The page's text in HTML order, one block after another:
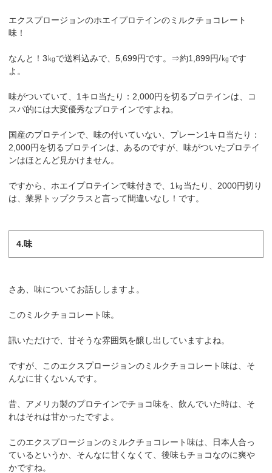
エクスプロージョンのホエイプロテインのミルクチョコレート
味！
なんと！3㎏で送料込みで、5,699円です。⇒約1,899円/㎏です
よ。
味がついていて、1キロ当たり：2,000円を切るプロテインは、コ
スパ的には大変優秀なプロテインですよね。
国産のプロテインで、味の付いていない、プレーン1キロ当たり：
2,000円を切るプロテインは、あるのですが、味がついたプロテイ
ンはほとんど見かけません。
ですから、ホエイプロテインで味付きで、1㎏当たり、2000円切り
は、業界トップクラスと言って間違いなし！です。
4.味
さあ、味についてお話ししますよ。
このミルクチョコレート味。
訊いただけで、甘そうな雰囲気を醸し出していますよね。
ですが、このエクスプロージョンのミルクチョコレート味は、そ
んなに甘くないんです。
昔、アメリカ製のプロテインでチョコ味を、飲んでいた時は、そ
れはそれは甘かったですよ。
このエクスプロージョンのミルクチョコレート味は、日本人合っ
ているというか、そんなに甘くなくて、後味もチョコなのに爽や
かですね。